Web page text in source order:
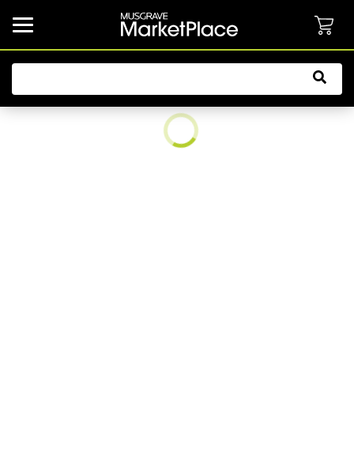
common.button.navbarCollapsed.text